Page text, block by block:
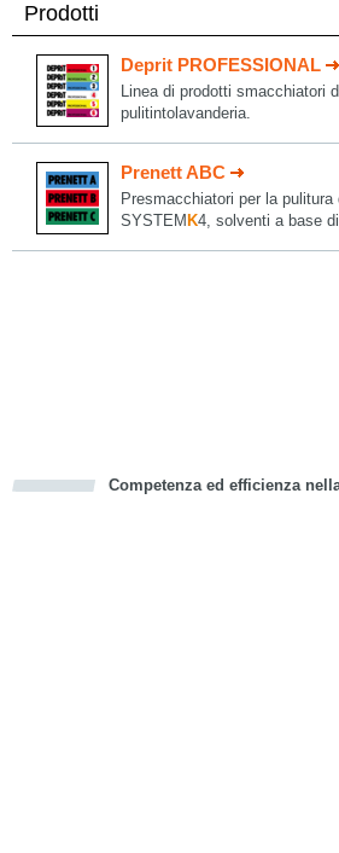
Prodotti
Deprit PROFESSIONAL
Linea di prodotti smacchiatori
pulitintolavanderia.
Prenett ABC
Presmacchiatori per la
SYSTEM K4, solventi a base
Competenza ed efficienza